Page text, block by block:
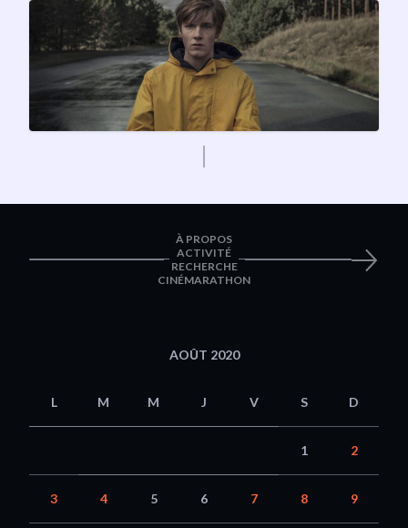
À PROPOS
ACTIVITÉ
RECHERCHE
CINÉMARATHON
AOÛT 2020
L M M J V S D
1 2
3 4 5 6 7 8 9